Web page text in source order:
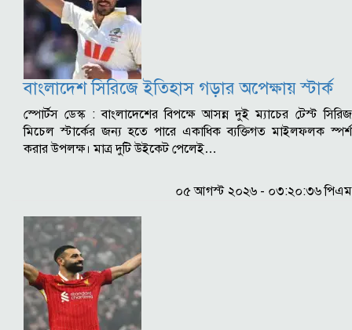
বাংলাদেশ সিরিজে ইতিহাস গড়ার অপেক্ষায় স্টার্ক
স্পোর্টস ডেস্ক : বাংলাদেশের বিপক্ষে আসন্ন দুই ম্যাচের টেস্ট সিরিজ
মিচেল স্টার্কের জন্য হতে পারে একাধিক ব্যক্তিগত মাইলফলক স্পর্শ
করার উপলক্ষ। মাত্র দুটি উইকেট পেলেই…
০৫ আগস্ট ২০২৬ - ০৩:২০:৩৬ পিএম